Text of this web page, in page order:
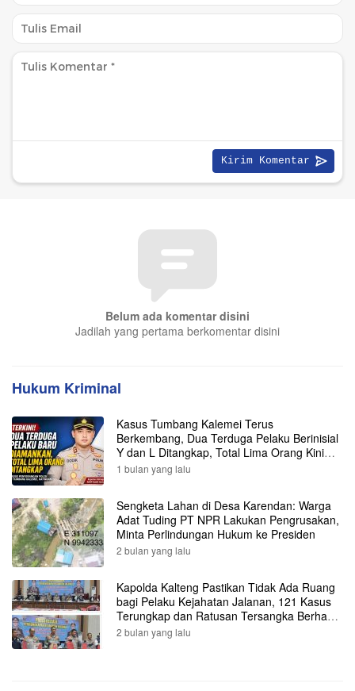
Belum ada komentar disini
Jadilah yang pertama berkomentar disini
Hukum Kriminal
Kasus Tumbang Kalemei Terus
Berkembang, Dua Terduga Pelaku Berinisial
Y dan L Ditangkap, Total Lima Orang Kini
Diamankan Polisi
1 bulan yang lalu
Sengketa Lahan di Desa Karendan: Warga
Adat Tuding PT NPR Lakukan Pengrusakan,
Minta Perlindungan Hukum ke Presiden
2 bulan yang lalu
Kapolda Kalteng Pastikan Tidak Ada Ruang
bagi Pelaku Kejahatan Jalanan, 121 Kasus
Terungkap dan Ratusan Tersangka Berhasil
Dibekuk
2 bulan yang lalu